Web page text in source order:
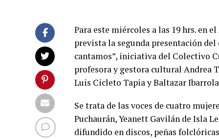
Para este miércoles a las 19 hrs. en
prevista la segunda presentación del
cantamos”, iniciativa del Colectivo
profesora y gestora cultural Andrea
Luis Cicleto Tapia y Baltazar
Se trata de las voces de cuatro
Puchaurán, Yeanett Gavilán de Isla
difundido en discos, peñas